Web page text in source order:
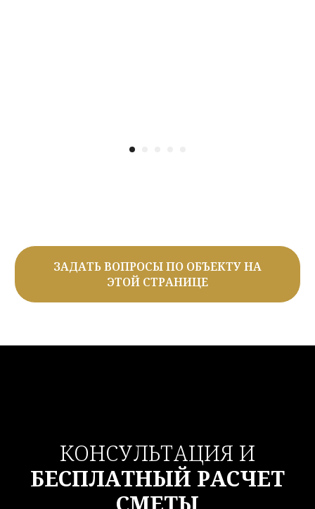
ЗАДАТЬ ВОПРОСЫ ПО ОБЪЕКТУ НА
ЭТОЙ СТРАНИЦЕ
КОНСУЛЬТАЦИЯ И
БЕСПЛАТНЫЙ РАСЧЕТ